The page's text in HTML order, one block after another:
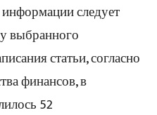
следует
выбранного
статьи, согласно
финансов, в
52